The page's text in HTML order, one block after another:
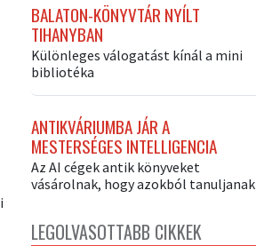
BALATON-KÖNYVTÁR NYÍLT
TIHANYBAN
Különleges válogatást kínál a mini
bibliotéka
ANTIKVÁRIUMBA JÁR A
MESTERSÉGES INTELLIGENCIA
Az AI cégek antik könyveket
vásárolnak, hogy azokból tanuljanak
LEGOLVASOTTABB CIKKEK